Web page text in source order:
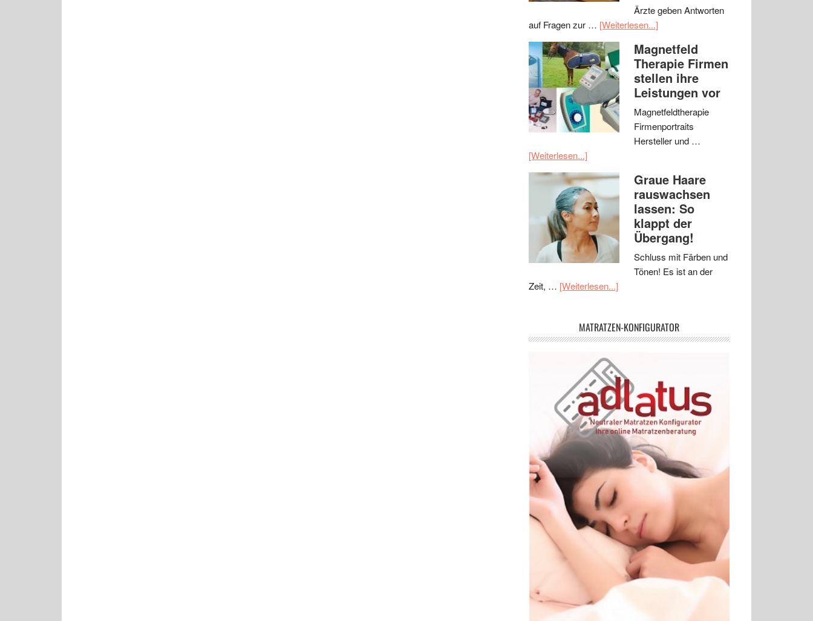
Ärzte geben Antworten
auf Fragen zur … [Weiterlesen...]
Magnetfeld
Therapie Firmen
stellen ihre
Leistungen vor
Magnetfeldtherapie
Firmenportraits
Hersteller und …
[Weiterlesen...]
Graue Haare
rauswachsen
lassen: So
klappt der
Übergang!
Schluss mit Färben und
Tönen! Es ist an der
Zeit, … [Weiterlesen...]
MATRATZEN-KONFIGURATOR